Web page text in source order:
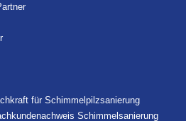
für Schimmelpilzsanierung
Schimmelsanierung